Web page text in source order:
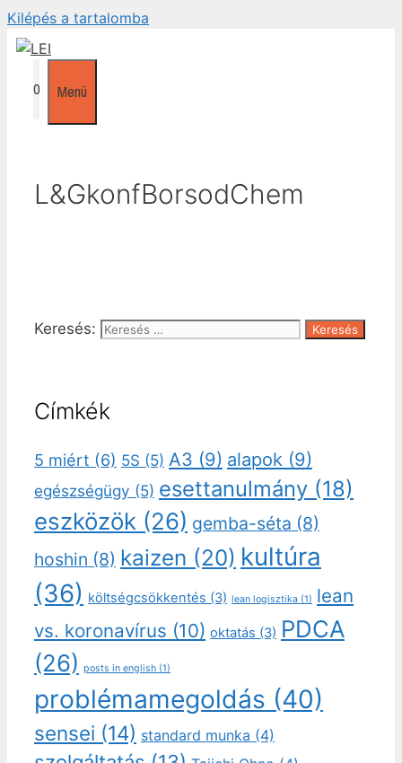
Kilépés a tartalomba
0 Menü
L&GkonfBorsodChem
Keresés:
Címkék
5 miért (6) 5S (5) A3 (9) alapok (9)
egészségügy (5) esettanulmány (18)
eszközök (26) gemba-séta (8)
hoshin (8) kaizen (20) kultúra
(36) költségcsökkentés (3) lean logisztika (1) lean
vs. koronavírus (10) oktatás (3) PDCA
(26) posts in english (1)
problémamegoldás (40)
sensei (14) standard munka (4)